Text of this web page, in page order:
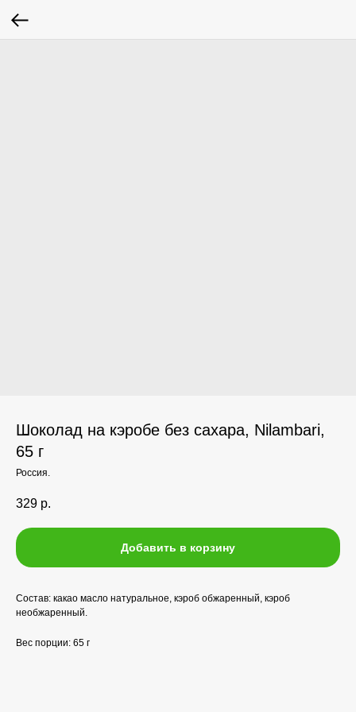
Шоколад на кэробе без сахара, Nilambari,
65 г
Россия.
329 р.
Добавить в корзину
Состав: какао масло натуральное, кэроб обжаренный, кэроб
необжаренный.
Вес порции: 65 г